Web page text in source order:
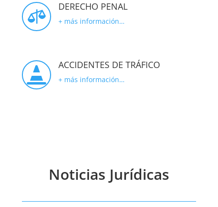
 DERECHO PENAL
+ más información…
 ACCIDENTES DE TRÁFICO
+ más información…
Noticias Jurídicas